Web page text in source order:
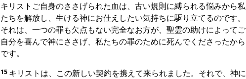
キリストご自身のささげられた血は、古い規則に縛られる悩みから私
たちを解放し、生ける神にお仕えしたい気持ちに駆り立てるのです。
それは、一つの罪も欠点もない完全なお方が、聖霊の助けによってご
自分を喜んで神にささげ、私たちの罪のために死んでくださったから
です。
15 キリストは、この新しい契約を携えて来られました。それで、神に